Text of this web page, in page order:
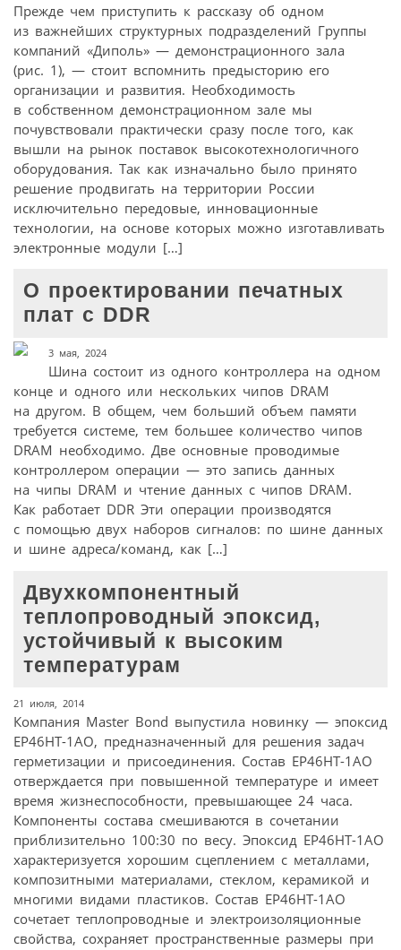
Прежде чем приступить к рассказу об одном
из важнейших структурных подразделений Группы
компаний «Диполь» — демонстрационного зала
(рис. 1), — стоит вспомнить предысторию его
организации и развития. Необходимость
в собственном демонстрационном зале мы
почувствовали практически сразу после того, как
вышли на рынок поставок высокотехнологичного
оборудования. Так как изначально было принято
решение продвигать на территории России
исключительно передовые, инновационные
технологии, на основе которых можно изготавливать
электронные модули […]
О проектировании печатных
плат с DDR
3 мая, 2024
Шина состоит из одного контроллера на одном
конце и одного или нескольких чипов DRAM
на другом. В общем, чем больший объем памяти
требуется системе, тем большее количество чипов
DRAM необходимо. Две основные проводимые
контроллером операции — это запись данных
на чипы DRAM и чтение данных с чипов DRAM.
Как работает DDR Эти операции производятся
с помощью двух наборов сигналов: по шине данных
и шине адреса/команд, как […]
Двухкомпонентный
теплопроводный эпоксид,
устойчивый к высоким
температурам
21 июля, 2014
Компания Master Bond выпустила новинку — эпоксид
EP46HT-1AO, предназначенный для решения задач
герметизации и присоединения. Состав EP46HT-1AO
отверждается при повышенной температуре и имеет
время жизнеспособности, превышающее 24 часа.
Компоненты состава смешиваются в сочетании
приблизительно 100:30 по весу. Эпоксид EP46HT-1AO
характеризуется хорошим сцеплением с металлами,
композитными материалами, стеклом, керамикой и
многими видами пластиков. Состав EP46HT-1AO
сочетает теплопроводные и электроизоляционные
свойства, сохраняет пространственные размеры при